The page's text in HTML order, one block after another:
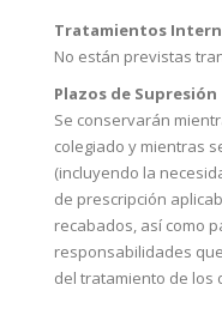
Tratamientos
No están previstas
Plazos de Supresión
Se conservarán
colegiado y mientras
(incluyendo la
de prescripción
recabados, así como
responsabilidades
del tratamiento de los